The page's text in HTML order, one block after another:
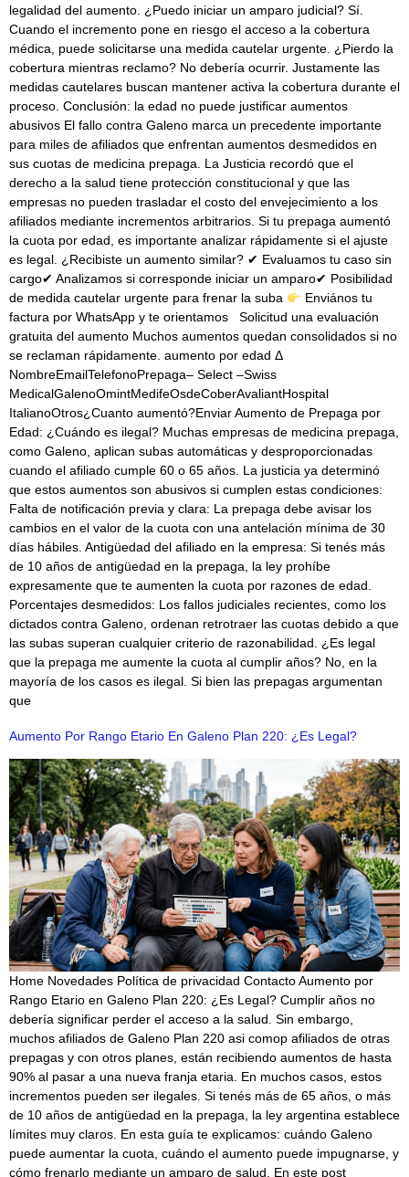
legalidad del aumento. ¿Puedo iniciar un amparo judicial? Sí.
Cuando el incremento pone en riesgo el acceso a la cobertura
médica, puede solicitarse una medida cautelar urgente. ¿Pierdo la
cobertura mientras reclamo? No debería ocurrir. Justamente las
medidas cautelares buscan mantener activa la cobertura durante el
proceso. Conclusión: la edad no puede justificar aumentos
abusivos El fallo contra Galeno marca un precedente importante
para miles de afiliados que enfrentan aumentos desmedidos en
sus cuotas de medicina prepaga. La Justicia recordó que el
derecho a la salud tiene protección constitucional y que las
empresas no pueden trasladar el costo del envejecimiento a los
afiliados mediante incrementos arbitrarios. Si tu prepaga aumentó
la cuota por edad, es importante analizar rápidamente si el ajuste
es legal. ¿Recibiste un aumento similar? ✔ Evaluamos tu caso sin
cargo✔ Analizamos si corresponde iniciar un amparo✔ Posibilidad
de medida cautelar urgente para frenar la suba
Enviános tu
factura por WhatsApp y te orientamos Solicitud una evaluación
gratuita del aumento Muchos aumentos quedan consolidados si no
se reclaman rápidamente. aumento por edad Δ
NombreEmailTelefonoPrepaga– Select –Swiss
MedicalGalenoOmintMedifeOsdeCoberAvaliantHospital
ItalianoOtros¿Cuanto aumentó?Enviar Aumento de Prepaga por
Edad: ¿Cuándo es ilegal? Muchas empresas de medicina prepaga,
como Galeno, aplican subas automáticas y desproporcionadas
cuando el afiliado cumple 60 o 65 años. La justicia ya determinó
que estos aumentos son abusivos si cumplen estas condiciones:
Falta de notificación previa y clara: La prepaga debe avisar los
cambios en el valor de la cuota con una antelación mínima de 30
días hábiles. Antigüedad del afiliado en la empresa: Si tenés más
de 10 años de antigüedad en la prepaga, la ley prohíbe
expresamente que te aumenten la cuota por razones de edad.
Porcentajes desmedidos: Los fallos judiciales recientes, como los
dictados contra Galeno, ordenan retrotraer las cuotas debido a que
las subas superan cualquier criterio de razonabilidad. ¿Es legal
que la prepaga me aumente la cuota al cumplir años? No, en la
mayoría de los casos es ilegal. Si bien las prepagas argumentan
que
Aumento Por Rango Etario En Galeno Plan 220: ¿Es Legal?
Home Novedades Política de privacidad Contacto Aumento por
Rango Etario en Galeno Plan 220: ¿Es Legal? Cumplir años no
debería significar perder el acceso a la salud. Sin embargo,
muchos afiliados de Galeno Plan 220 asi comop afiliados de otras
prepagas y con otros planes, están recibiendo aumentos de hasta
90% al pasar a una nueva franja etaria. En muchos casos, estos
incrementos pueden ser ilegales. Si tenés más de 65 años, o más
de 10 años de antigüedad en la prepaga, la ley argentina establece
límites muy claros. En esta guía te explicamos: cuándo Galeno
puede aumentar la cuota, cuándo el aumento puede impugnarse, y
cómo frenarlo mediante un amparo de salud. En este post